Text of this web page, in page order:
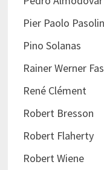
Pier Paolo
Pino Solanas
Rainer Werner
René Clément
Robert Bresson
Robert Flaherty
Robert Wiene